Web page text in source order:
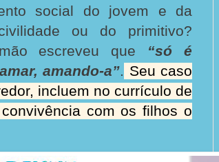
social do jovem e da
ou do primitivo?
escreveu que “só é
amando-a”. Seu caso
incluem no currículo de
com os filhos o